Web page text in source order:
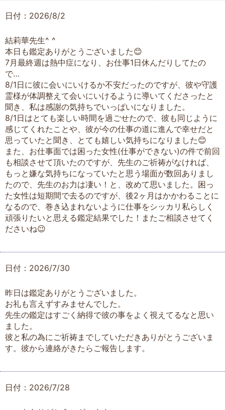
日付：2026/8/2
結莉華先生^ ^
本日も鑑定ありがとうございました😊
7月最終週は熱中症になり、お仕事1日休んだりしてたの
で…
8/1日に彼に会いにいけるか不安だったのですが、彼や守護
霊様が体調整えて会いにいけるように導いてくださったと
聞き、私は感謝の気持ちでいっぱいになりました。
8/1日はとても楽しい時間を過ごせたので、彼も同じように
感じてくれたことや、彼が今の仕事の道に進んで幸せだと
思っていたと聞き、とても嬉しい気持ちになりました😊
また、お仕事面では困った女性(仕事ができない)の件で前回
も相談させて頂いたのですが、先生のご祈祷がなければ、
もっと嫌な気持ちになっていたと思う場面が数回ありまし
たので、先生のお力は凄い！と、改めて思いました。困っ
た女性は短期間で去るのですが、後2ヶ月はかかわることに
なるので、巻き込まれないように仕事をシッカリ私らしく
頑張りたいと思える鑑定結果でした！またご相談させてく
ださいね😉
日付：2026/7/30
昨日は鑑定ありがとうございました。
お礼も言えずすみませんでした。
先生の鑑定はすごく納得で彼の事をよく視えてるなと思い
ました。
彼と私の為にご祈祷までしていただきありがとうございま
す。彼から連絡がきたらご報告します。
日付：2026/7/28